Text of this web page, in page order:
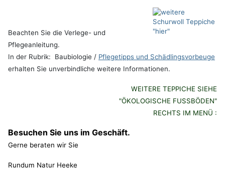
Beachten Sie die Verlege- und
Pflegeanleitung.
In der Rubrik: Baubiologie / Pflegetipps und Schädlingsvorbeuge
erhalten Sie unverbindliche weitere Informationen.
WEITERE TEPPICHE SIEHE
"ÖKOLOGISCHE FUSSBÖDEN"
RECHTS IM MENÜ :
Besuchen Sie uns im Geschäft.
Gerne beraten wir Sie
Rundum Natur Heeke